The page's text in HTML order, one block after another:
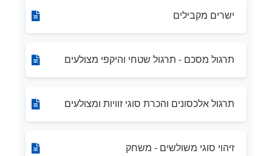
ישרים מקבילים
תרגול מסכם - תרגול שטחי והיקפי מצולעים
תרגול אלכסונים והכרת סוגי זוויות ומצולעים
זיהוי סוגי משולשים - משחק